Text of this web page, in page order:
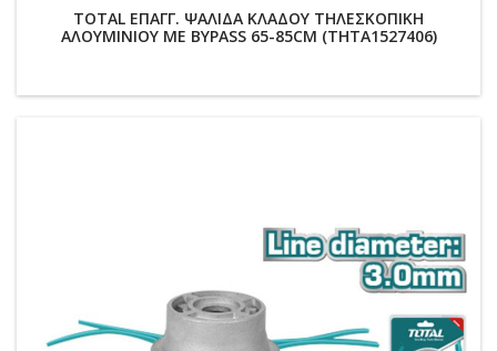
TOTAL ΕΠΑΓΓ. ΨΑΛΙΔΑ ΚΛΑΔΟΥ ΤΗΛΕΣΚΟΠΙΚΗ
ΑΛΟΥΜΙΝΙΟΥ ME BYPASS 65-85CM (THTA1527406)